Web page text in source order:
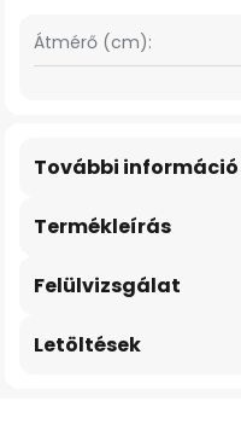
Átmérő (cm):
Termékleírás
További információ
Felülvizsgálat
Letöltések